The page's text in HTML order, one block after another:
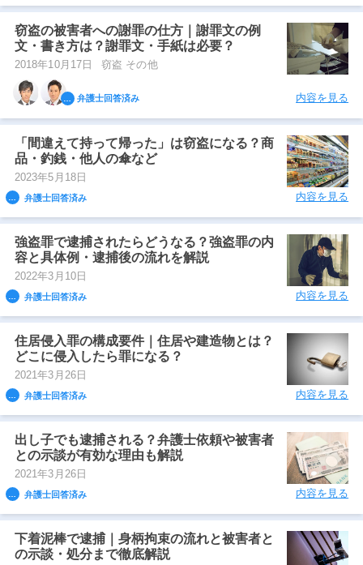
窃盗の被害者への謝罪の仕方｜謝罪文の例
文・書き方は？謝罪文・手紙は必要？
2018年10月17日 窃盗 その他
弁護士回答済み 内容を見る
「間違えて持って帰った」は窃盗になる？商
品・釣銭・他人の傘など
2023年5月18日
弁護士回答済み 内容を見る
強盗罪で逮捕されたらどうなる？強盗罪の内
容と具体例・逮捕後の流れを解説
2022年3月10日
弁護士回答済み 内容を見る
住居侵入罪の構成要件｜住居や建造物とは？
どこに侵入したら罪になる？
2021年3月26日
弁護士回答済み 内容を見る
出し子でも逮捕される？弁護士依頼や被害者
との示談が有効な理由も解説
2021年3月26日
弁護士回答済み 内容を見る
下着泥棒で逮捕｜身柄拘束の流れと被害者と
の示談・処分まで徹底解説